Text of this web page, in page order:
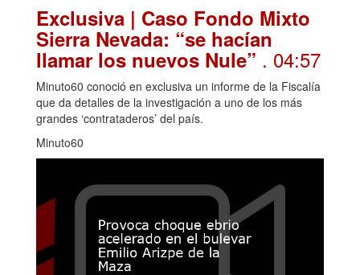
Exclusiva | Caso Fondo Mixto
Sierra Nevada: “se hacían
llamar los nuevos Nule” . 04:57
Minuto60 conoció en exclusiva un informe de la Fiscalía
que da detalles de la investigación a uno de los más
grandes ‘contrataderos’ del país.
Minuto60